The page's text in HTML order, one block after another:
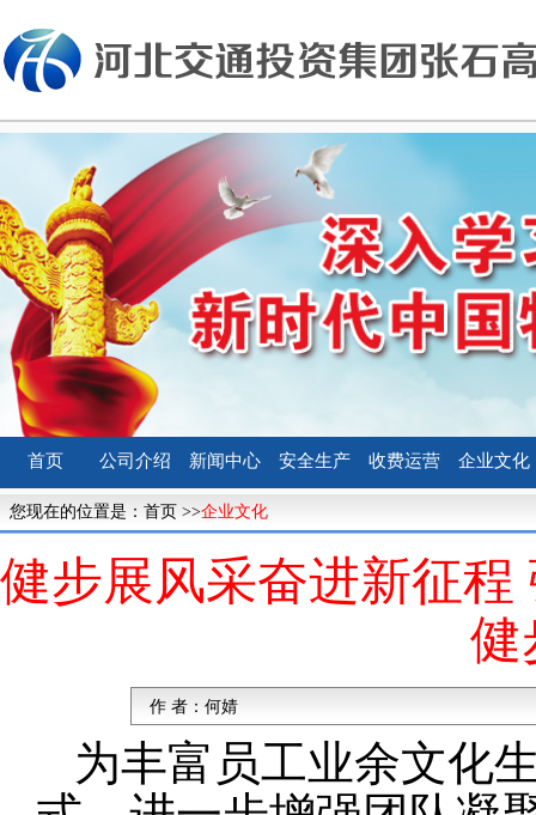
首页 公司介绍 新闻中心 安全生产 收费运营 企业文化
您现在的位置是： 首页 >>企业文化
健步展风采奋进新征
健
作 者： 何婧
为丰富员工业余文化